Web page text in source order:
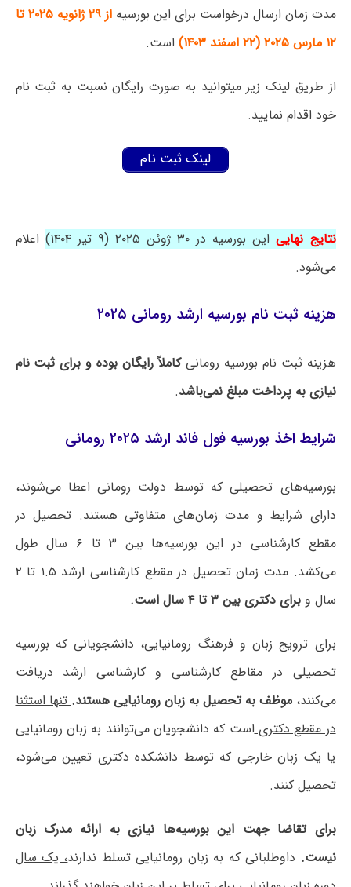
مدت زمان ارسال درخواست برای این بورسیه
از ۲۹ ژانویه ۲۰۲۵ تا
۱۲ مارس ۲۰۲۵ (۲۲ اسفند ۱۴۰۳)
است.
از طریق لینک زیر میتوانید به صورت رایگان نسبت به ثبت نام
خود اقدام نمایید.
لینک ثبت نام
نتایج نهاییاین بورسیه در ۳۰ ژوئن ۲۰۲۵ (۹ تیر ۱۴۰۴)
اعلام
می‌شود.
هزینه ثبت نام بورسیه ارشد رومانی ۲۰۲۵
هزینه ثبت نام بورسیه رومانیکاملاً رایگان بوده و برای ثبت نام
نیازی به پرداخت مبلغ نمی‌باشد.
شرایط اخذ بورسیه فول فاند ارشد ۲۰۲۵ رومانی
بورسیه‌های تحصیلی که توسط دولت رومانی اعطا می‌شوند،
دارای شرایط و مدت زمان‌های متفاوتی هستند. تحصیل در
مقطع کارشناسی در این بورسیه‌ها بین ۳ تا ۶ سال طول
می‌کشد. مدت زمان تحصیل در مقطع کارشناسی ارشد ۱.۵ تا ۲
سال و برای دکتری بین ۳ تا ۴ سال است.
برای ترویج زبان و فرهنگ رومانیایی، دانشجویانی که بورسیه
تحصیلی در مقاطع کارشناسی و کارشناسی ارشد دریافت
می‌کنند،موظف به تحصیل به زبان رومانیایی هستند.تنها استثنا
در مقطع دکتریاست که دانشجویان می‌توانند به زبان رومانیایی
یا یک زبان خارجی که توسط دانشکده دکتری تعیین می‌شود،
تحصیل کنند.
برای تقاضا جهت این بورسیه‌ها نیازی به ارائه مدرک زبان
نیست. داوطلبانی که به زبان رومانیایی تسلط ندارند، یک سال